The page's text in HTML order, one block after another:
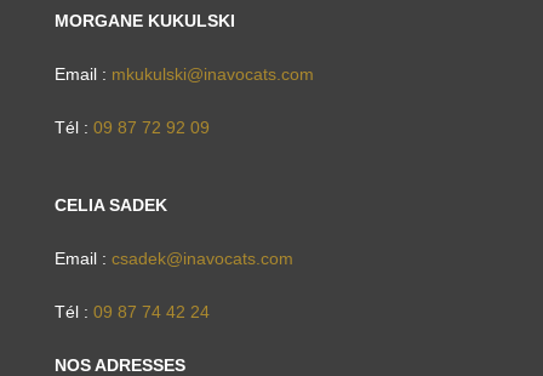
MORGANE KUKULSKI
Email : mkukulski@inavocats.com
Tél : 09 87 72 92 09
CELIA SADEK
Email : csadek@inavocats.com
Tél : 09 87 74 42 24
NOS ADRESSES